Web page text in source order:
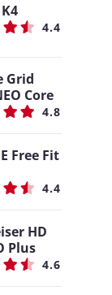
4.4
Grid
Core
4.8
Free Fit
4.4
HD
Plus
4.6